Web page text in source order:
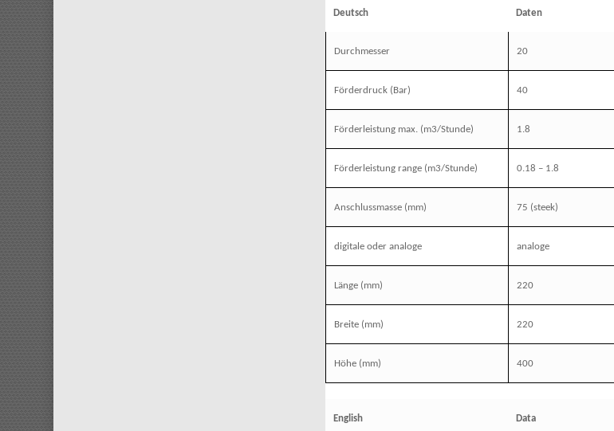
Deutsch Daten
Durchmesser 20
Förderdruck (Bar) 40
Förderleistung max. (m3/Stunde) 1.8
Förderleistung range (m3/Stunde) 0.18 – 1.8
Anschlussmasse (mm) 75 (steek)
digitale oder analoge analoge
Länge (mm) 220
Breite (mm) 220
Höhe (mm) 400
English Data